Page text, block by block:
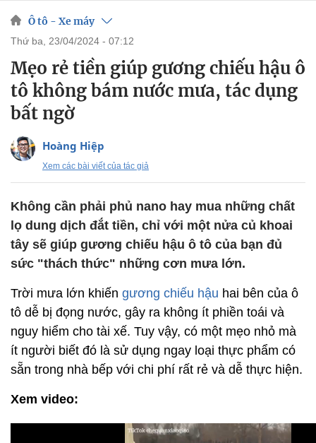
Ô tô - Xe máy
thứ ba, 23/04/2024 - 07:12
Mẹo rẻ tiền giúp gương chiếu hậu ô
tô không bám nước mưa, tác dụng
bất ngờ
Hoàng Hiệp
Xem các bài viết của tác giả
Không cần phải phủ nano hay mua những chất
lọ dung dịch đắt tiền, chỉ với một nửa củ khoai
tây sẽ giúp gương chiếu hậu ô tô của bạn đủ
sức "thách thức" những cơn mưa lớn.
Trời mưa lớn khiến gương chiếu hậu hai bên của ô
tô dễ bị đọng nước, gây ra không ít phiền toái và
nguy hiểm cho tài xế. Tuy vậy, có một mẹo nhỏ mà
ít người biết đó là sử dụng ngay loại thực phẩm có
sẵn trong nhà bếp với chi phí rất rẻ và dễ thực hiện.
Xem video: